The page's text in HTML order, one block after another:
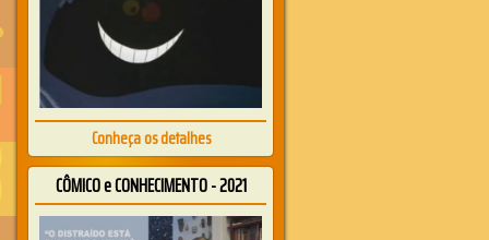
Conheça os detalhes
CÔMICO e CONHECIMENTO - 2021